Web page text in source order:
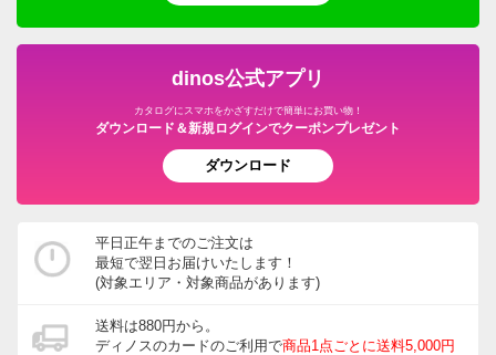
dinos公式アプリ
カタログにスマホをかざすだけで簡単にお買い物！
ダウンロード＆新規ログインでクーポンプレゼント
ダウンロード
平日正午までのご注文は
最短で翌日お届けいたします！
(対象エリア・対象商品があります)
送料は880円から。
ディノスのカードのご利用で商品1点ごとに送料5,000円